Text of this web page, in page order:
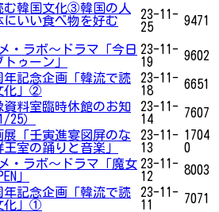
む韓国文化③韓国の人
にいい食べ物を好む
23-11-
25
9471
・ラボ～ドラマ「今日
ゥーン」
23-11-
19
9602
年記念企画「韓流で読
化」②
23-11-
18
6651
資料室臨時休館のお知
25）
23-11-
14
7607
展「壬寅進宴図屏のな
室の踊りと音楽」
23-11-
13
1704
0
・ラボ～ドラマ「魔女
」
23-11-
12
8003
年記念企画「韓流で読
化」①
23-11-
11
7071